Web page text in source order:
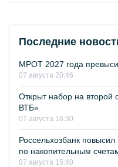
Последние
МРОТ 2027 года
07 августа 20:46
Открыт набор на
ВТБ»
07 августа 16:30
Россельхозбанк
по накопительным
07 августа 15:40